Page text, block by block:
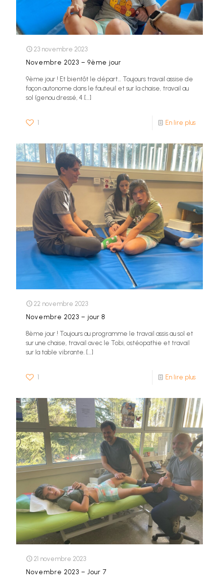
23 novembre 2023
Novembre 2023 – 9ème jour
9ème jour ! Et bientôt le départ… Toujours travail assise de
façon autonome dans le fauteuil et sur la chaise, travail au
sol (genou dressé, 4 […]
1 En lire plus
22 novembre 2023
Novembre 2023 – jour 8
8ème jour ! Toujours au programme le travail assis au sol et
sur une chaise, travail avec le Tobi, ostéopathie et travail
sur la table vibrante. […]
1 En lire plus
21 novembre 2023
Novembre 2023 – Jour 7